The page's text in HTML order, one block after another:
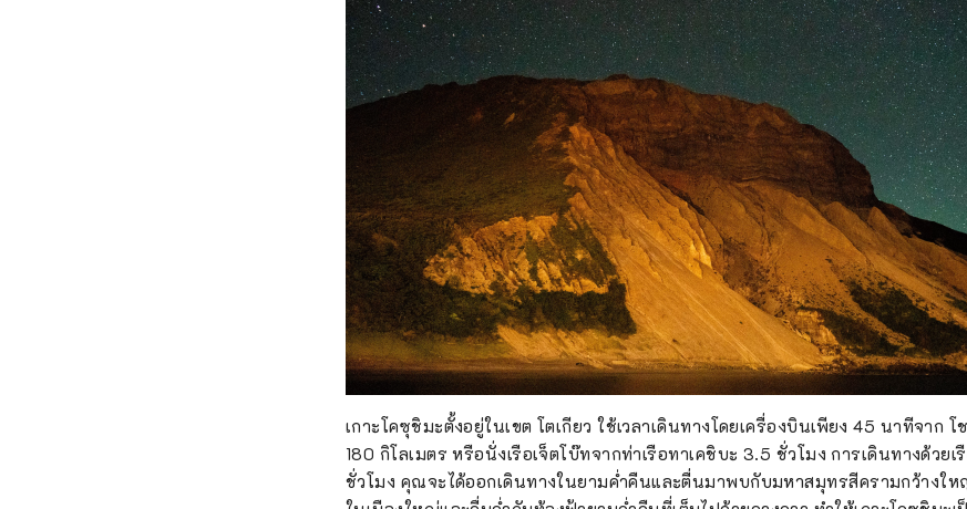
เกาะโคซุชิมะตั้งอยู่ในเขต โตเกียว ใช้เวลาเดินทางโดยเครื่องบินเพียง 45 นาทีจาก
180 กิโลเมตร หรือนั่งเรือเจ็ตโบ๊ทจากท่าเรือทาเคชิบะ 3.5 ชั่วโมง การเดินทางด้วยเ
ชั่วโมง คุณจะได้ออกเดินทางในยามค่ำคืนและตื่นมาพบกับมหาสมุทรสีครามกว้างใ